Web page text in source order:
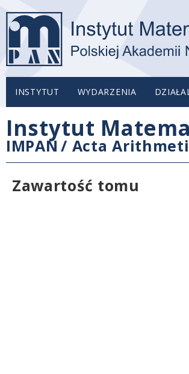
INSTYTUT WYDARZENIA
Instytut
IMPAN / Acta
Zawartość tomu